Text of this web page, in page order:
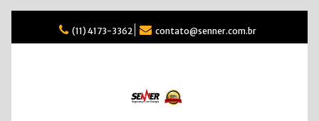
(11) 4173-3362 contato@senner.com.br